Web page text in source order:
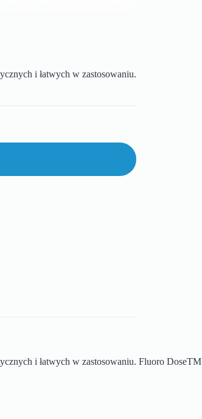
i łatwych w zastosowaniu.
i łatwych w zastosowaniu. Fluoro DoseTM